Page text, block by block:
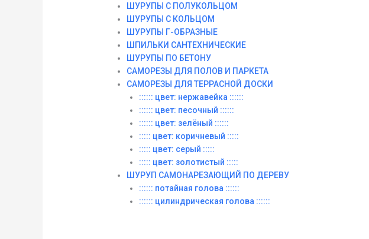
ШУРУПЫ С ПОЛУКОЛЬЦОМ
ШУРУПЫ С КОЛЬЦОМ
ШУРУПЫ Г-ОБРАЗНЫЕ
ШПИЛЬКИ САНТЕХНИЧЕСКИЕ
ШУРУПЫ ПО БЕТОНУ
САМОРЕЗЫ ДЛЯ ПОЛОВ И ПАРКЕТА
САМОРЕЗЫ ДЛЯ ТЕРРАСНОЙ ДОСКИ
:::::: цвет: нержавейка ::::::
:::::: цвет: песочный ::::::
:::::: цвет: зелёный ::::::
::::: цвет: коричневый :::::
::::: цвет: серый :::::
::::: цвет: золотистый :::::
ШУРУП САМОНАРЕЗАЮЩИЙ ПО ДЕРЕВУ
:::::: потайная голова ::::::
:::::: цилиндрическая голова ::::::